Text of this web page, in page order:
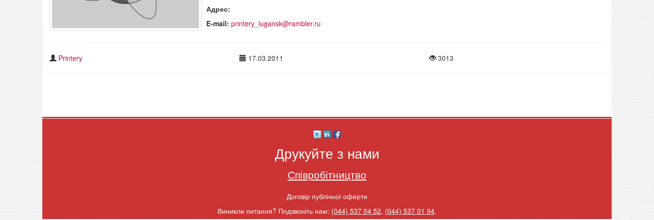
Адрес:
E-mail: printery_lugansk@rambler.ru
Printery 17.03.2011 3013
Друкуйте з нами
Співробітництво
Договір публічної оферти
Виникли питання? Подзвоніть нам: (044) 537 04 52, (044) 537 01 94.